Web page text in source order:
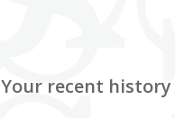
Your recent history